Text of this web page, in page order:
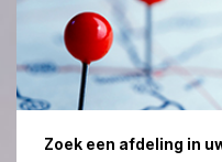
Zoek een afdeling in